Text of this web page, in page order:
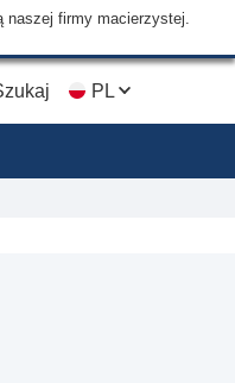
naszej firmy macierzystej.
PL